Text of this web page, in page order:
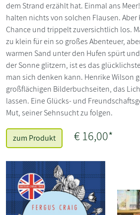
dem Strand erzählt hat. Einmal ans
halten nichts von solchen Flausen.
Chance und trippelt zuversichtlich los.
zu klein für ein so großes Abenteuer,
warmen Sand unter den Hufen spürt
der Sonne glitzern, ist es das
man sich denken kann. Henrike Wilson
großflächigen Bilderbuchseiten, das
lassen. Eine Glücks- und
Mut, seiner Sehnsucht zu folgen.
zum Produkt € 16,00*